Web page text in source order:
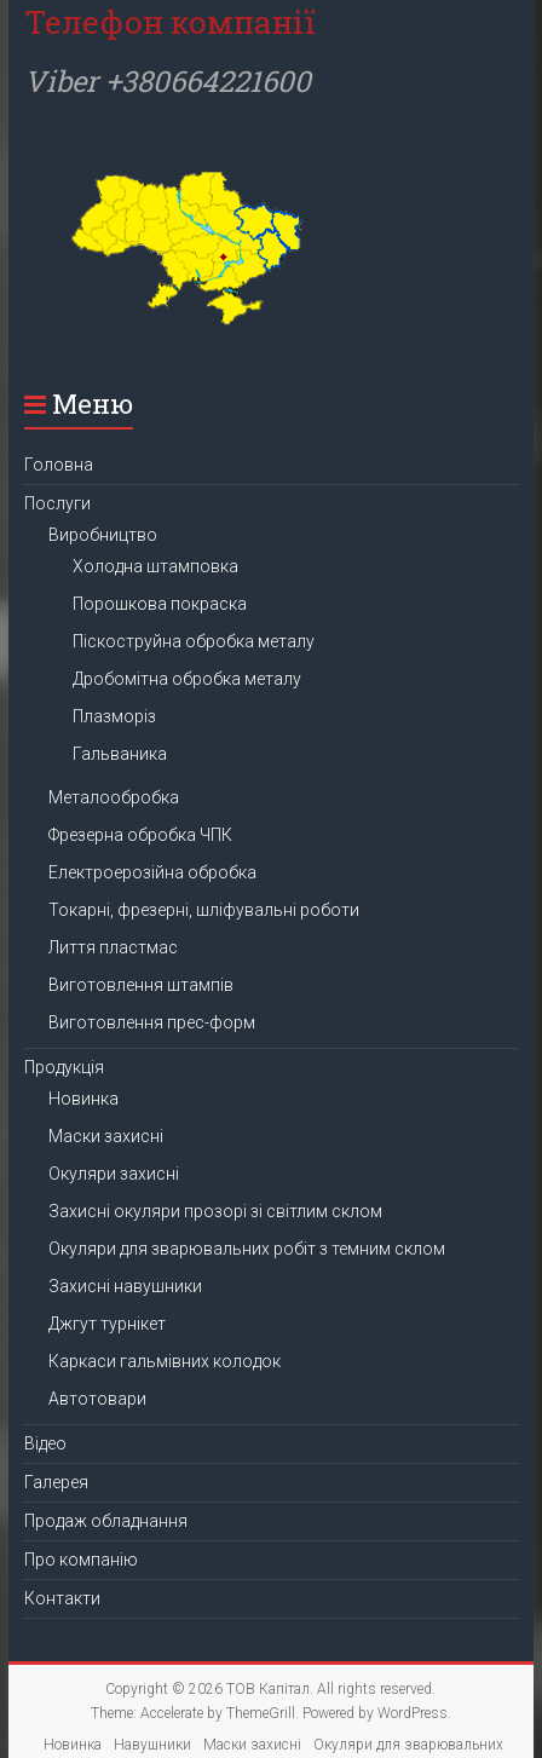
Телефон компанії
Viber +380664221600
Меню
Головна
Послуги
Виробництво
Холодна штамповка
Порошкова покраска
Піскоструйна обробка металу
Дробомітна обробка металу
Плазморіз
Гальваника
Металообробка
Фрезерна обробка ЧПК
Електроерозійна обробка
Токарні, фрезерні, шліфувальні роботи
Лиття пластмас
Виготовлення штампів
Виготовлення прес-форм
Продукція
Новинка
Маски захисні
Окуляри захисні
Захисні окуляри прозорі зі світлим склом
Окуляри для зварювальних робіт з темним склом
Захисні навушники
Джгут турнікет
Каркаси гальмівних колодок
Автотовари
Відео
Галерея
Продаж обладнання
Про компанію
Контакти
Copyright © 2026ТОВ Капітал. All rights reserved.
Theme: Accelerateby ThemeGrill. Powered by WordPress.
Новинка
Навушники Маски захисні Окуляри для зварювальних